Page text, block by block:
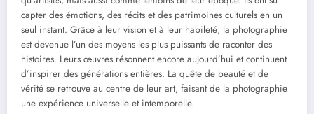
capter des émotions, des récits et des patrimoines culturels en un
seul instant. Grâce à leur vision et à leur habileté, la photographie
est devenue l’un des moyens les plus puissants de raconter des
histoires. Leurs œuvres résonnent encore aujourd’hui et continuent
d’inspirer des générations entières. La quête de beauté et de
vérité se retrouve au centre de leur art, faisant de la photographie
une expérience universelle et intemporelle.